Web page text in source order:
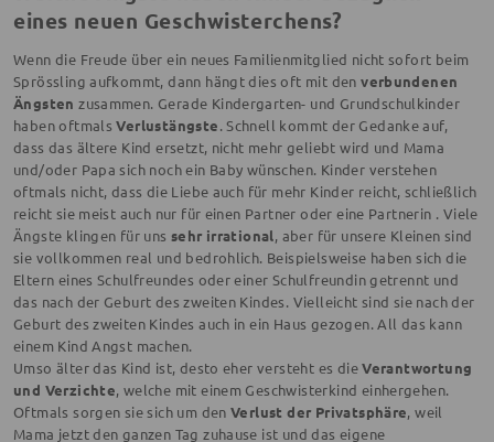
eines neuen Geschwisterchens?
Wenn die Freude über ein neues Familienmitglied nicht sofort beim
Sprössling aufkommt, dann hängt dies oft mit denverbundenen
Ängsten zusammen. Gerade Kindergarten- und Grundschulkinder
haben oftmalsVerlustängste. Schnell kommt der Gedanke auf,
dass das ältere Kind ersetzt, nicht mehr geliebt wird und Mama
und/oder Papa sich noch ein Baby wünschen. Kinder verstehen
oftmals nicht, dass die Liebe auch für mehr Kinder reicht, schließlich
reicht sie meist auch nur für einen Partner oder eine Partnerin . Viele
Ängste klingen für uns sehr irrational, aber für unsere Kleinen sind
sie vollkommen real und bedrohlich. Beispielsweise haben sich die
Eltern eines Schulfreundes oder einer Schulfreundin getrennt und
das nach der Geburt des zweiten Kindes. Vielleicht sind sie nach der
Geburt des zweiten Kindes auch in ein Haus gezogen. All das kann
einem Kind Angst machen.
Umso älter das Kind ist, desto eher versteht es dieVerantwortung
und Verzichte, welche mit einem Geschwisterkind einhergehen.
Oftmals sorgen sie sich um denVerlust der Privatsphäre, weil
Mama jetzt den ganzen Tag zuhause ist und das eigene